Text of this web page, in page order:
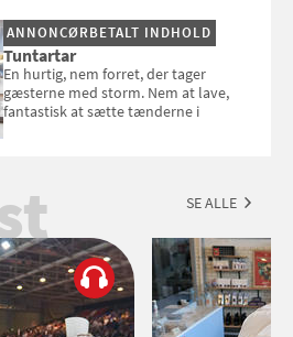
ANNONCØRBETALT INDHOLD
Tuntartar
En hurtig, nem forret, der tager
gæsterne med storm. Nem at lave,
fantastisk at sætte tænderne i
SE ALLE